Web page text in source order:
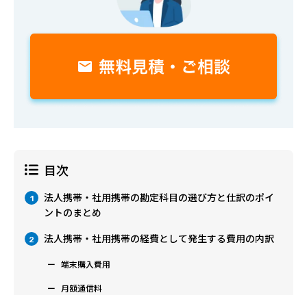
目次
1
法人携帯・社用携帯の勘定科目の選び方と仕訳のポイ
ントのまとめ
2 法人携帯・社用携帯の経費として発生する費用の内訳
端末購入費用
月額通信料